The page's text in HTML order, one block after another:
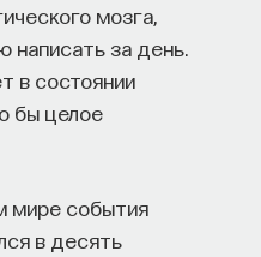
мозга,
написать за день.
в состоянии
бы целое
мире события
в десять